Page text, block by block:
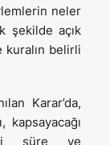
neler
şekilde açık
belirli
Karar’da,
kapsayacağı
süre ve